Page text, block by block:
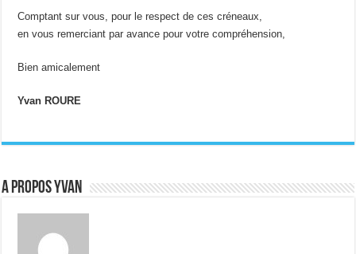
Comptant sur vous, pour le respect de ces créneaux,
en vous remerciant par avance pour votre compréhension,
Bien amicalement
Yvan ROURE
A propos Yvan